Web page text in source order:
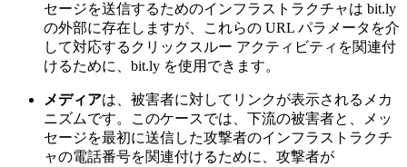
セージを送信するためのインフラストラクチャは bit.ly
の外部に存在しますが、これらの URL パラメータを介
して対応するクリックスルー アクティビティを関連付
けるために、 bit.ly を使用できます。
メディアは、被害者に対してリンクが表示されるメカ
ニズムです。このケースでは、下流の被害者と、メッ
セージを最初に送信した攻撃者のインフラストラクチ
ャの電話番号を関連付けるために、攻撃者が